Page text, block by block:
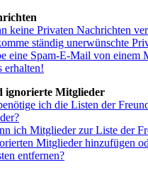
keine Privaten Nachrichten
ständig unerwünschte
eine Spam-E-Mail von einem
erhalten!
ignorierte Mitglieder
ich die Listen der
ich Mitglieder zur Liste der
Mitglieder hinzufügen
entfernen?